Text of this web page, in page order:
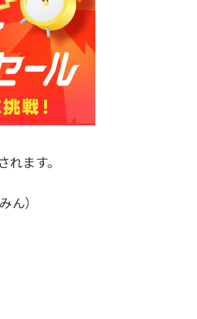
ます。
ん）